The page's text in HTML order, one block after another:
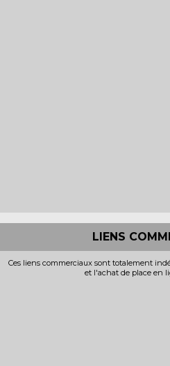
LIENS
Ces liens commerciaux sont totalement
et l'achat de place en